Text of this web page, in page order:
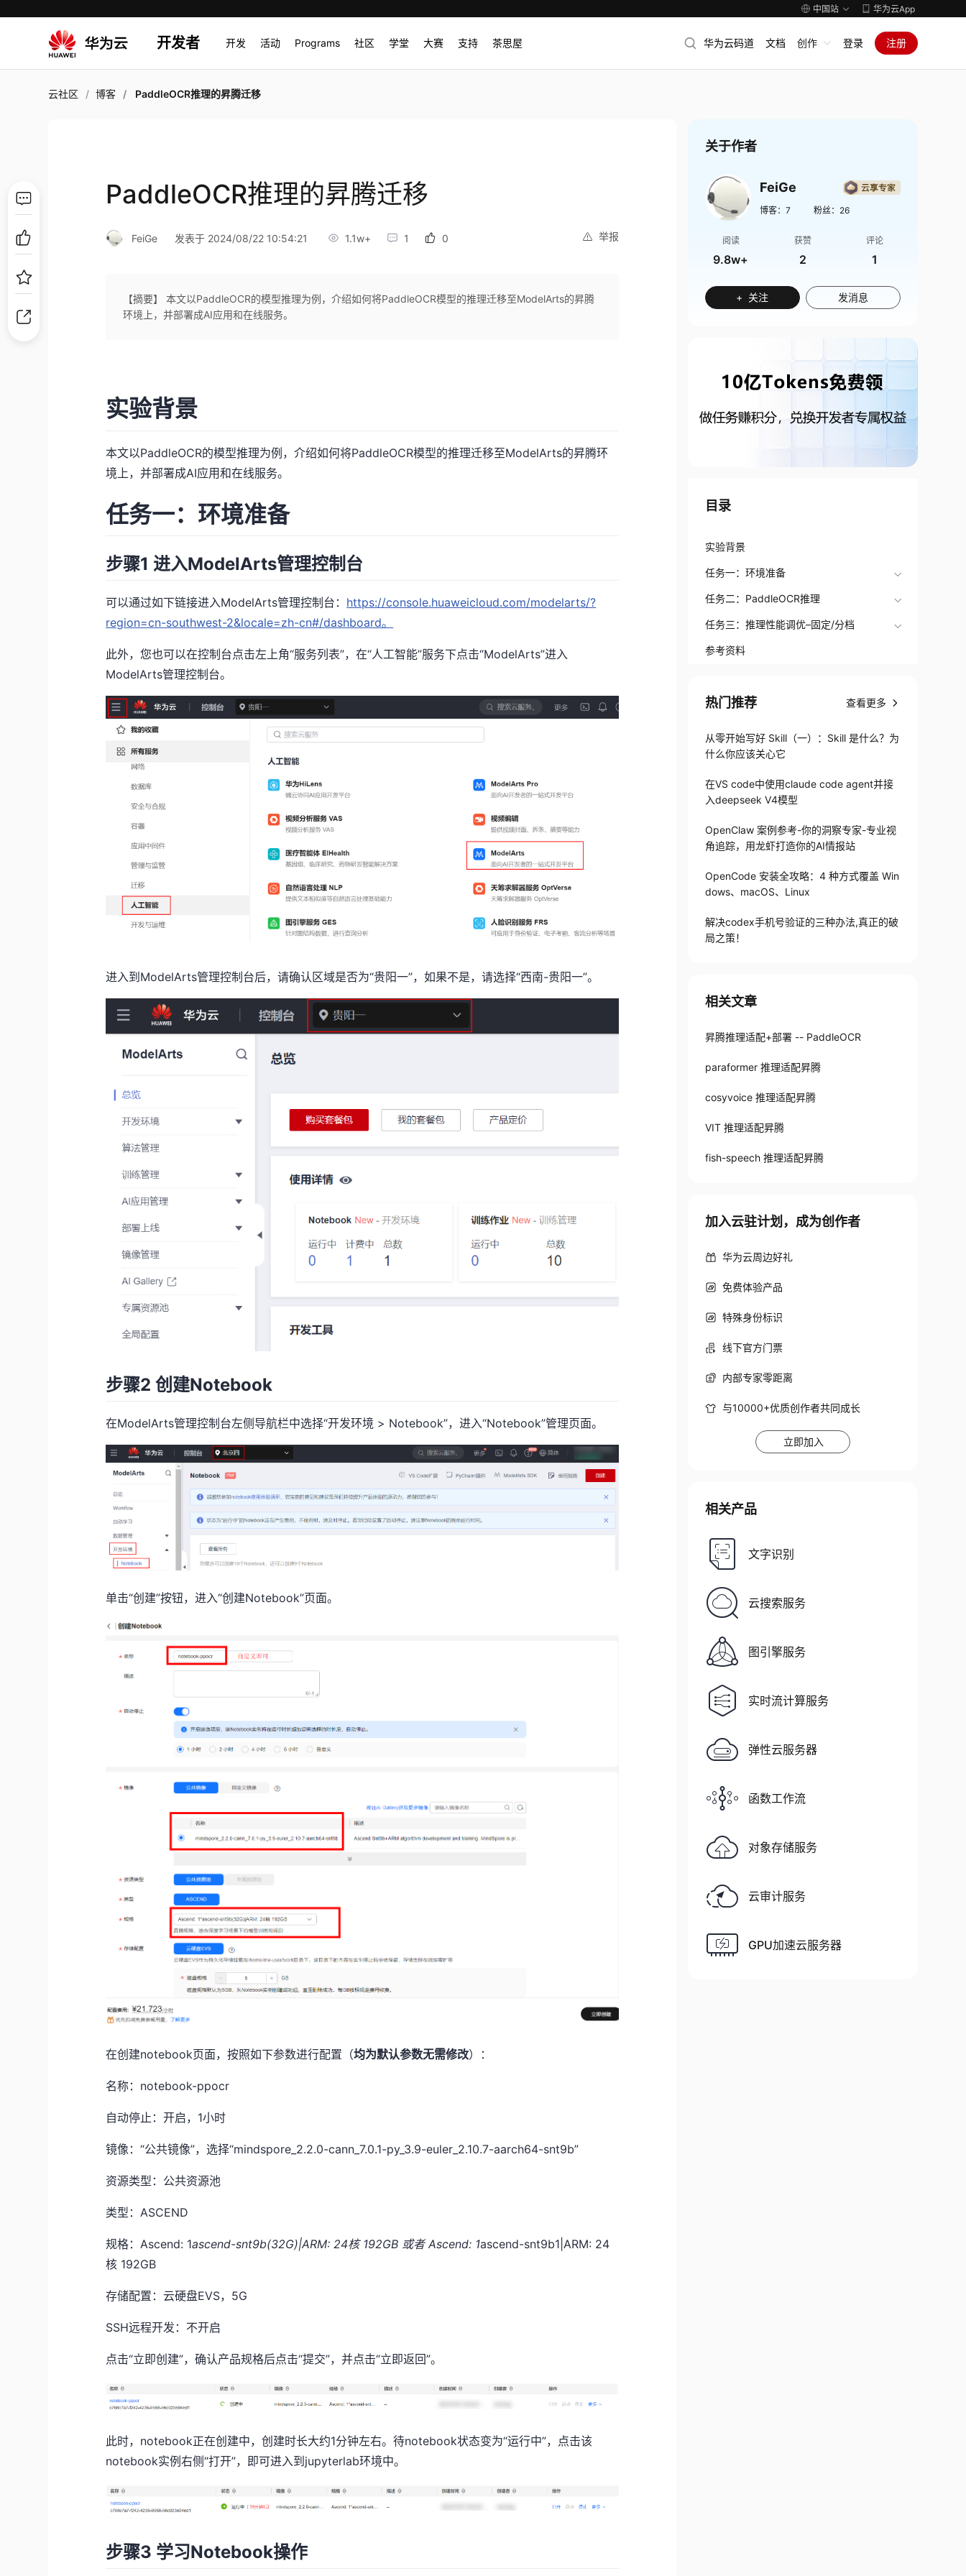
中国站 华为云App
开发者 开发 活动 Programs 社区 学堂 大赛 支持 茶思屋 华为云码道 文档 创作 登录 注册
云社区 博客 PaddleOCR推理的昇腾迁移
PaddleOCR推理的昇腾迁移
举报
FeiGe 发表于 2024/08/22 10:54:21 1.1w+ 1 0
【摘要】 本文以PaddleOCR的模型推理为例，介绍如何将PaddleOCR模型的推理迁移至ModelArts的昇腾
环境上，并部署成AI应用和在线服务。
实验背景
本文以PaddleOCR的模型推理为例，介绍如何将PaddleOCR模型的推理迁移至ModelArts的昇腾环
境上，并部署成AI应用和在线服务。
任务一：环境准备
步骤1 进入ModelArts管理控制台
可以通过如下链接进入ModelArts管理控制台： https://console.huaweicloud.com/modelarts/?
region=cn-southwest-2&locale=zh-cn#/dashboard。
此外，您也可以在控制台点击左上角“服务列表”，在“人工智能”服务下点击“ModelArts”进入
ModelArts管理控制台。
进入到ModelArts管理控制台后，请确认区域是否为“贵阳一”，如果不是，请选择“西南-贵阳一”。
步骤2 创建Notebook
在ModelArts管理控制台左侧导航栏中选择“开发环境 > Notebook”，进入“Notebook”管理页面。
单击“创建”按钮，进入“创建Notebook”页面。
在创建notebook页面，按照如下参数进行配置（均为默认参数无需修改）：
名称：notebook-ppocr
自动停止：开启，1小时
镜像：“公共镜像”，选择“mindspore_2.2.0-cann_7.0.1-py_3.9-euler_2.10.7-aarch64-snt9b”
资源类型：公共资源池
类型：ASCEND
规格：Ascend: 1ascend-snt9b(32G)|ARM: 24核 192GB 或者 Ascend: 1ascend-snt9b1|ARM: 24
核 192GB
存储配置：云硬盘EVS，5G
SSH远程开发：不开启
点击“立即创建”，确认产品规格后点击“提交”，并点击“立即返回”。
此时，notebook正在创建中，创建时长大约1分钟左右。待notebook状态变为“运行中”，点击该
notebook实例右侧“打开”，即可进入到jupyterlab环境中。
步骤3 学习Notebook操作
关于作者
FeiGe
博客： 7 粉丝： 26
阅读
9.8w+
获赞
2
评论
1
+ 关注 发消息
目录
实验背景
任务一：环境准备
任务二：PaddleOCR推理
任务三：推理性能调优–固定/分档
参考资料
热门推荐 查看更多
从零开始写好 Skill（一）：Skill 是什么？为
什么你应该关心它
在VS code中使用claude code agent并接
入deepseek V4模型
OpenClaw 案例参考-你的洞察专家-专业视
角追踪，用龙虾打造你的AI情报站
OpenCode 安装全攻略：4 种方式覆盖 Win
dows、macOS、Linux
解决codex手机号验证的三种办法,真正的破
局之策！
相关文章
昇腾推理适配+部署 -- PaddleOCR
paraformer 推理适配昇腾
cosyvoice 推理适配昇腾
VIT 推理适配昇腾
fish-speech 推理适配昇腾
加入云驻计划，成为创作者
华为云周边好礼
免费体验产品
特殊身份标识
线下官方门票
内部专家零距离
与10000+优质创作者共同成长
立即加入
相关产品
文字识别
云搜索服务
图引擎服务
实时流计算服务
弹性云服务器
函数工作流
对象存储服务
云审计服务
GPU加速云服务器